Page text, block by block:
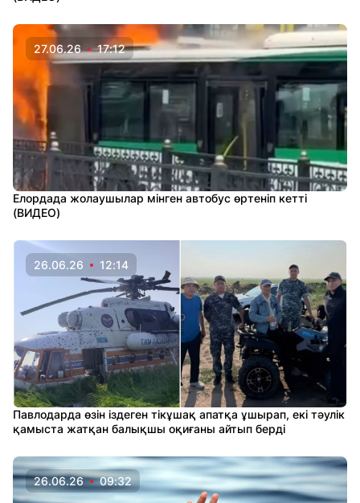
27.06.26 17:12
Елордада жолаушылар мінген автобус өртеніп кетті
(ВИДЕО)
26.06.26 12:14
Павлодарда өзін іздеген тікұшақ апатқа ұшырап, екі тәулік
қамыста жатқан балықшы оқиғаны айтып берді
26.06.26 09:32